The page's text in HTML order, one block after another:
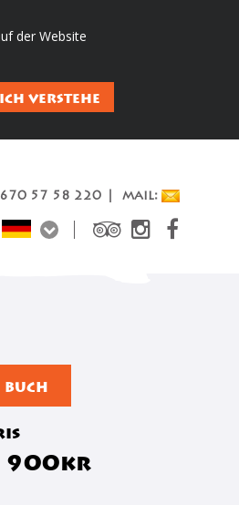
der Website
ICH VERSTEHE
57 58 220 | mail:
BUCH
900kr